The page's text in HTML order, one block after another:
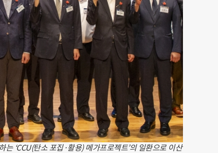
‘CCU(탄소 포집·활용) 메가프로젝트’의 일환으로 이산